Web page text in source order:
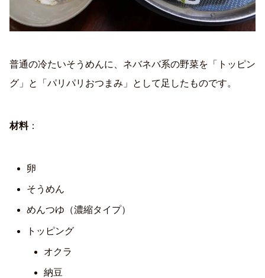
普通の冷たいそうめんに、ネバネバ系の野菜を「トッピン
グ」と「パリパリおつまみ」として足したものです。
材料：
卵
そうめん
めんつゆ（濃縮タイプ）
トッピング
オクラ
納豆